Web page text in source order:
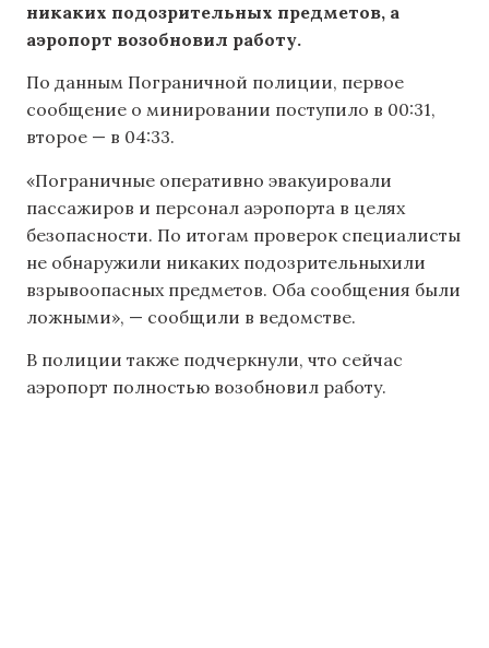
никаких подозрительных предметов, а
аэропорт возобновил работу.
По данным Пограничной полиции, первое
сообщение о минировании поступило в 00:31,
второе — в 04:33.
«Пограничные оперативно эвакуировали
пассажиров и персонал аэропорта в целях
безопасности. По итогам проверок специалисты
не обнаружили никаких подозрительныхили
взрывоопасных предметов. Оба сообщения были
ложными», — сообщили в ведомстве.
В полиции также подчеркнули, что сейчас
аэропорт полностью возобновил работу.